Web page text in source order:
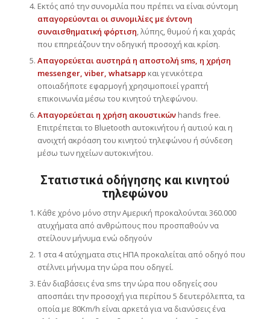
Εκτός από την συνομιλία που πρέπει να είναι σύντομη
απαγορεύονται οι συνομιλίες με έντονη
συναισθηματική φόρτιση, λύπης, θυμού ή και χαράς
που επηρεάζουν την οδηγική προσοχή και κρίση.
Απαγορεύεται αυστηρά η αποστολή sms, η χρήση
messenger, viber, whatsappκαι γενικότερα
οποιαδήποτε εφαρμογή χρησιμοποιεί γραπτή
επικοινωνία μέσω του κινητού τηλεφώνου.
Απαγορεύεται η χρήση ακουστικώνhands free.
Επιτρέπεται το Bluetooth αυτοκινήτου ή αυτιού και η
ανοιχτή ακρόαση του κινητού τηλεφώνου ή σύνδεση
μέσω των ηχείων αυτοκινήτου.
Στατιστικά οδήγησης και κινητού
τηλεφώνου
Κάθε χρόνο μόνο στην Αμερική προκαλούνται 360.000
ατυχήματα από ανθρώπους που προσπαθούν να
στείλουν μήνυμα ενώ οδηγούν
1 στα 4 ατύχηματα στις ΗΠΑ προκαλείται από οδηγό που
στέλνει μήνυμα την ώρα που οδηγεί.
Εάν διαβάσεις ένα sms την ώρα που οδηγείς σου
αποσπάει την προσοχή για περίπου 5 δευτερόλεπτα, τα
οποία με 80Km/h είναι αρκετά για να διανύσεις ένα